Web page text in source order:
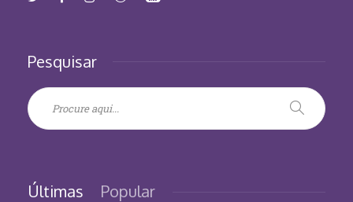
Pesquisar
Últimas Popular